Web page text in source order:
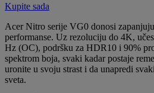
Kupite sada
Acer Nitro serije VG0 donosi
performanse. Uz rezoluciju do 4K,
Hz (OC), podršku za HDR10 i 90%
spektrom boja, svaki kadar postaje
uronite u svoju strast i da unapredi
sveta.